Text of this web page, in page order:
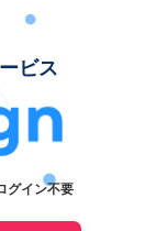
ビス
グイン不要